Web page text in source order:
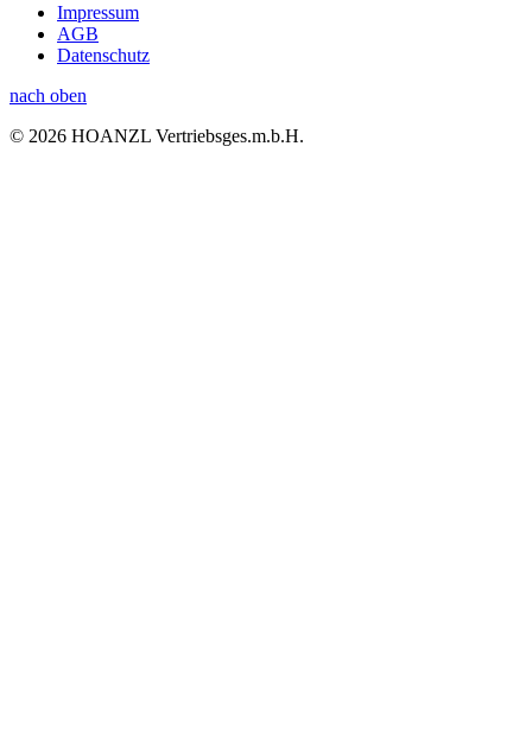
Impressum
AGB
Datenschutz
nach oben
© 2026 HOANZL Vertriebsges.m.b.H.